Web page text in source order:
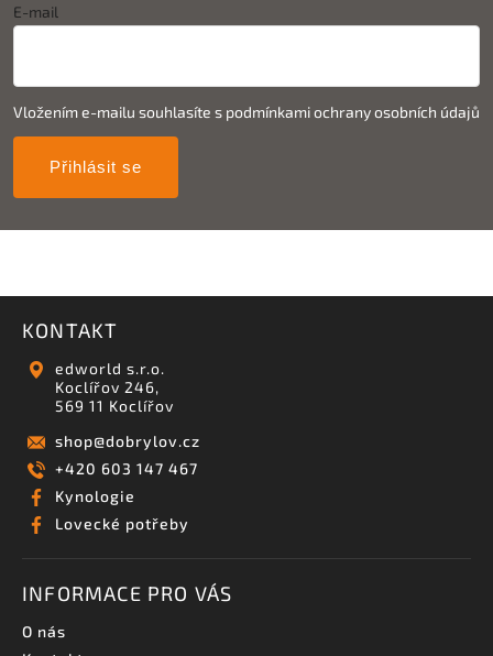
E-mail
Vložením e-mailu souhlasíte s podmínkami ochrany osobních údajů
Přihlásit se
KONTAKT
edworld s.r.o.
Koclířov 246,
569 11 Koclířov
shop@dobrylov.cz
+420 603 147 467
Kynologie
Lovecké potřeby
INFORMACE PRO VÁS
O nás